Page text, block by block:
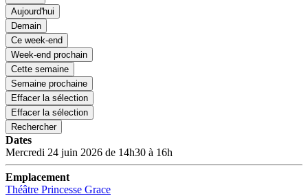
Aujourd'hui
Demain
Ce week-end
Week-end prochain
Cette semaine
Semaine prochaine
Effacer la sélection
Effacer la sélection
Rechercher
Dates
Mercredi 24 juin 2026 de 14h30 à 16h
Emplacement
Théâtre Princesse Grace